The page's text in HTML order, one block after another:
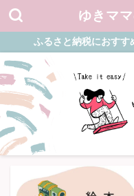
ゆきマ
ふるさと納税におすす